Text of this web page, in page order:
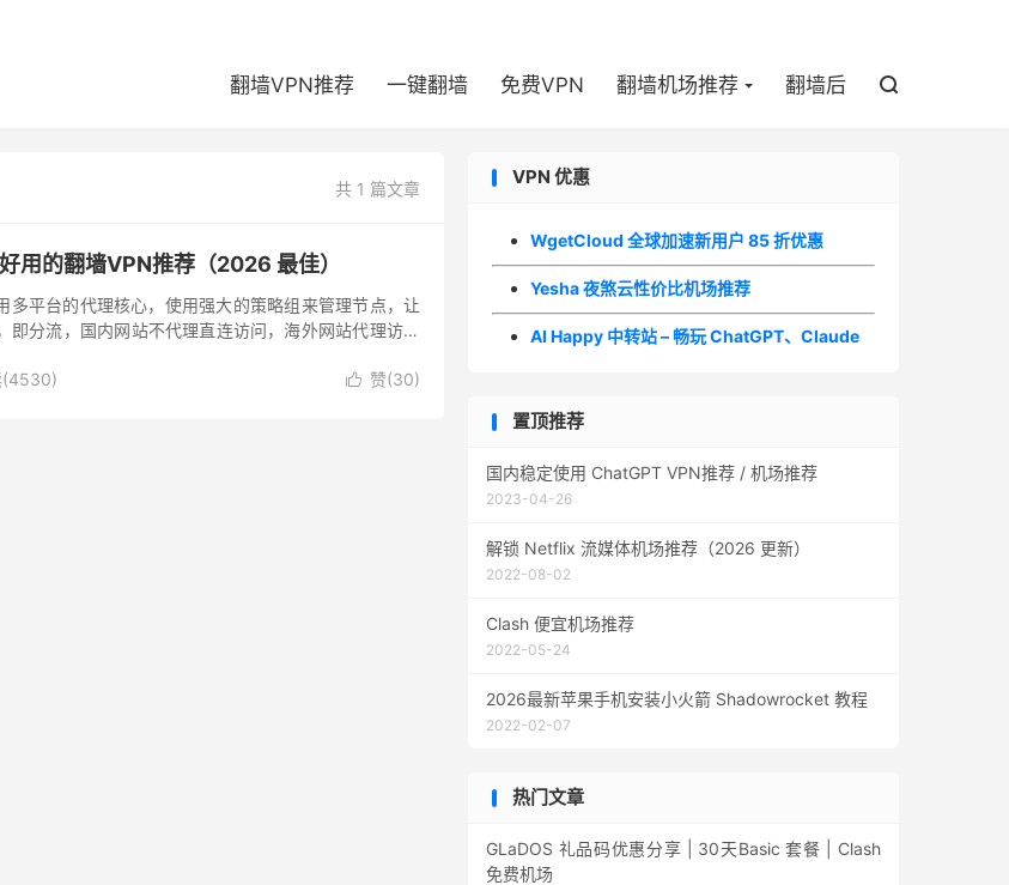
翻墙VPN推荐 一键翻墙 免费VPN 翻墙机场推荐 翻墙后 
共 1 篇文章
用的翻墙VPN推荐（2026 最佳）
多平台的代理核心，使用强大的策略组来管理节点，让
即分流，国内网站不代理直连访问，海外网站代理访问
 赞(30)
(4530)
VPN 优惠
WgetCloud 全球加速新用户 85 折优惠
Yesha 夜煞云性价比机场推荐
AI Happy 中转站 – 畅玩 ChatGPT、Claude
置顶推荐
国内稳定使用 ChatGPT VPN推荐 / 机场推荐
2023-04-26
解锁 Netflix 流媒体机场推荐（2026 更新）
2022-08-02
Clash 便宜机场推荐
2022-05-24
2026最新苹果手机安装小火箭 Shadowrocket 教程
2022-02-07
热门文章
GLaDOS 礼品码优惠分享 | 30天Basic 套餐 | Clash
免费机场